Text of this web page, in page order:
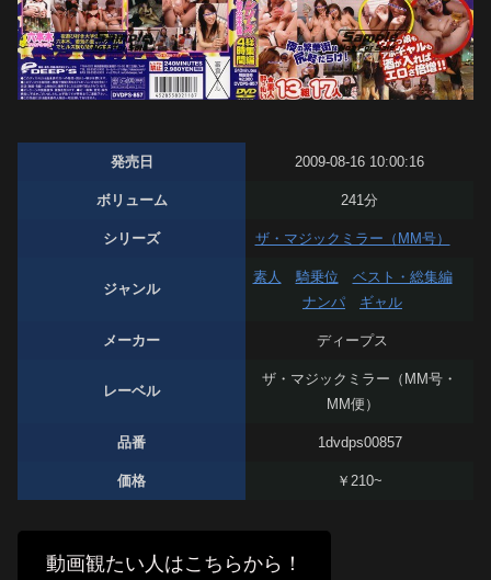
発売日 2009-08-16 10:00:16
ボリューム 241分
シリーズ ザ・マジックミラー（MM号）
ジャンル
素人 騎乗位
ベスト・総集編
ナンパ
ギャル
メーカー ディープス
レーベル
ザ・マジックミラー（MM号・
MM便）
品番 1dvdps00857
価格 ￥210~
動画観たい人はこちらから！